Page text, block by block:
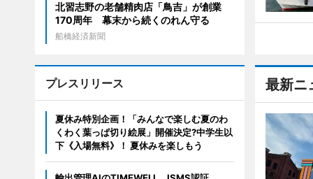
最新ニ
北習志野の老舗精肉店「鳥吉」が創業
170周年 幕末から続くのれん守る
船橋経済新聞
プレスリリース
夏休み特別企画！「みんなで楽しむ夏のわ
くわく葉っぱ切り絵展」開催決定?中学生以
下《入場無料》！ 夏休みを楽しもう